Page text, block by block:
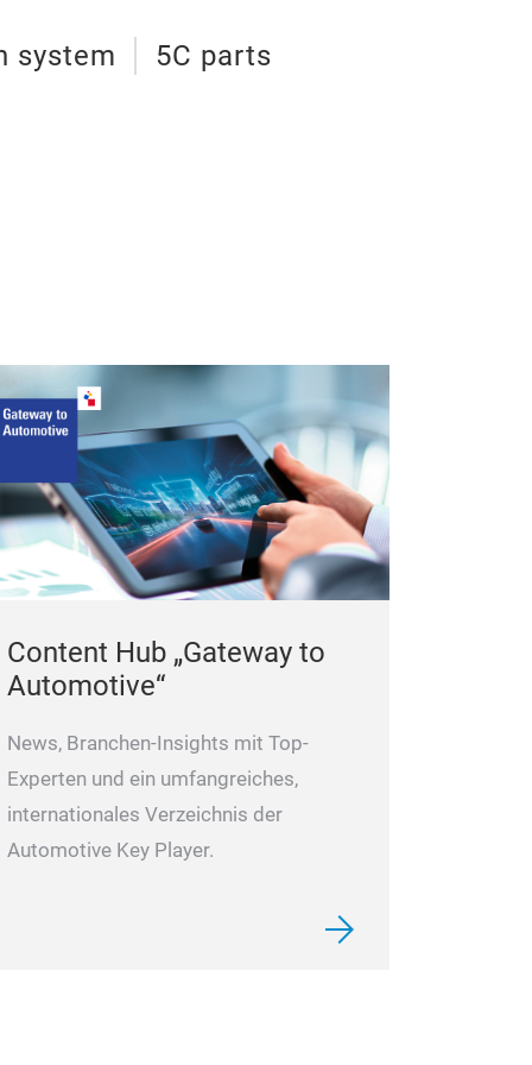
system 5C parts
Content Hub „Gateway to
Automotive“
News, Branchen-Insights mit Top-
Experten und ein umfangreiches,
internationales Verzeichnis der
Automotive Key Player.